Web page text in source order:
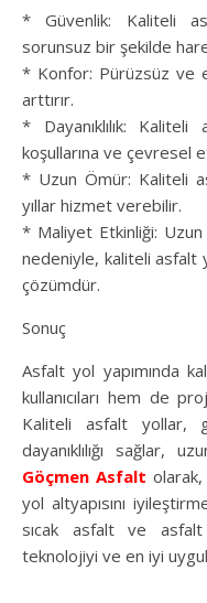
* Güvenlik: Kaliteli
sorunsuz bir şekilde
* Konfor: Pürüzsüz ve
arttırır.
* Dayanıklılık:
koşullarına ve çevresel
* Uzun Ömür: Kaliteli
yıllar hizmet verebilir.
* Maliyet Etkinliği:
nedeniyle, kaliteli asfalt
çözümdür.
Sonuç
Asfalt yol yapımında
kullanıcıları hem de
Kaliteli asfalt yollar,
dayanıklılığı sağlar,
Göçmen Asfalt
yol altyapısını
sıcak asfalt ve
teknolojiyi ve en iyi